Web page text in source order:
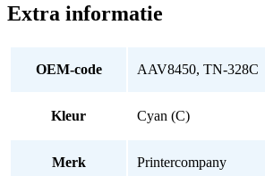
Extra informatie
OEM-code AAV8450, TN-328C
Kleur Cyan (C)
Merk Printercompany